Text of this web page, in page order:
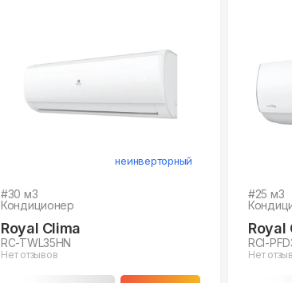
неинверторный
#30 м3
Кондиционер
Royal Clima
RC-TWL35HN
Нет отзывов
#25 м3
Royal
RCI-
Нет